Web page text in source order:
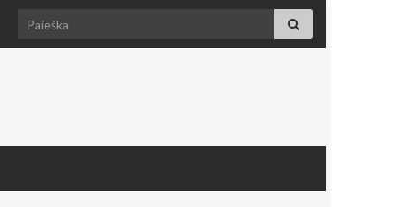
Search for: